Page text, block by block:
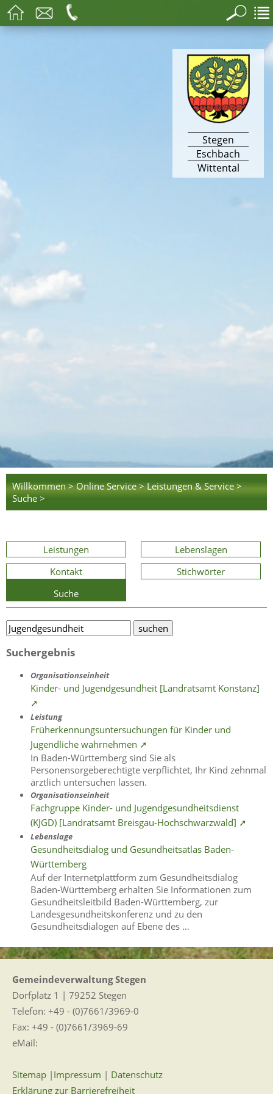
Stegen
Eschbach
Wittental
Willkommen > Online Service > Leistungen & Service >
Suche >
Leistungen
Lebenslagen
Kontakt
Stichwörter
Suche
Suchergebnis
Organisationseinheit
Kinder- und Jugendgesundheit [Landratsamt Konstanz]
➚
Leistung
Früherkennungsuntersuchungen für Kinder und
Jugendliche wahrnehmen ➚
In Baden-Württemberg sind Sie als
Personensorgeberechtigte verpflichtet, Ihr Kind zehnmal
ärztlich untersuchen lassen.
Organisationseinheit
Fachgruppe Kinder- und Jugendgesundheitsdienst
(KJGD) [Landratsamt Breisgau-Hochschwarzwald] ➚
Lebenslage
Gesundheitsdialog und Gesundheitsatlas Baden-
Württemberg
Auf der Internetplattform zum Gesundheitsdialog
Baden-Württemberg erhalten Sie Informationen zum
Gesundheitsleitbild Baden-Württemberg, zur
Landesgesundheitskonferenz und zu den
Gesundheitsdialogen auf Ebene des …
Gemeindeverwaltung Stegen
Dorfplatz 1 | 79252 Stegen
Telefon: +49 - (0)7661/3969-0
Fax: +49 - (0)7661/3969-69
eMail:
Sitemap | Impressum | Datenschutz
Erklärung zur Barrierefreiheit